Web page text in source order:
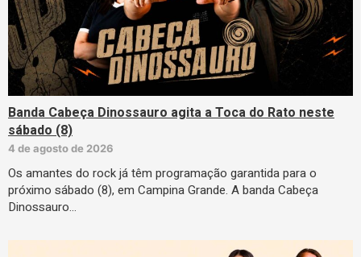
Banda Cabeça Dinossauro agita a Toca do Rato neste
sábado (8)
4 de agosto de 2026
Os amantes do rock já têm programação garantida para o
próximo sábado (8), em Campina Grande. A banda Cabeça
Dinossauro…